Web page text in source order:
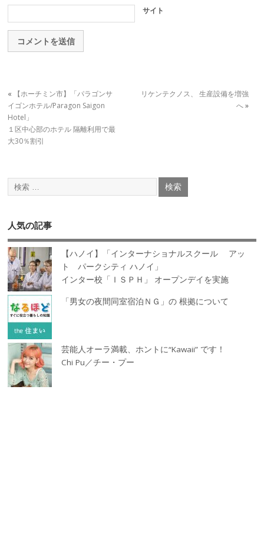
サイト
«
【ホーチミン市】「パラゴンサ
イゴンホテル/Paragon Saigon
Hotel」
１区中心部のホテル 隔離利用で最
大30％割引
リケンテクノス、 生産設備を増強
へ»
人気の記事
【ハノイ】「インターナショナルスクール アッ
ト パークシティ ハノイ」
インター校「ＩＳＰＨ」 オープンデイを実施
「男女の夜間同室宿泊ＮＧ」の 根拠について
芸能人オーラ満載、ホントに“Kawaii” です！
Chi Pu／チー・プー